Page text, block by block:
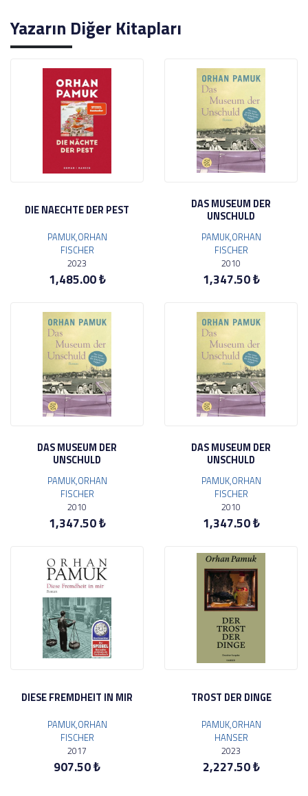
Yazarın Diğer Kitapları
DIE NAECHTE DER PEST
PAMUK,ORHAN
FISCHER
2023
1,485.00 ₺
DAS MUSEUM DER
UNSCHULD
PAMUK,ORHAN
FISCHER
2010
1,347.50 ₺
DAS MUSEUM DER
UNSCHULD
PAMUK,ORHAN
FISCHER
2010
1,347.50 ₺
DAS MUSEUM DER
UNSCHULD
PAMUK,ORHAN
FISCHER
2010
1,347.50 ₺
DIESE FREMDHEIT IN MIR
PAMUK,ORHAN
FISCHER
2017
907.50 ₺
TROST DER DINGE
PAMUK,ORHAN
HANSER
2023
2,227.50 ₺